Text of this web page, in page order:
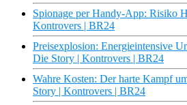
Spionage per Handy-App: Risiko
Kontrovers | BR24
Preisexplosion: Energieintensive
Die Story | Kontrovers | BR24
Wahre Kosten: Der harte Kampf
Story | Kontrovers | BR24